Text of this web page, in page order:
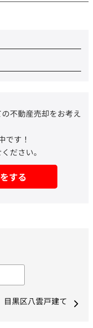
不動産売却をお考え
です！
ださい。
する
目黒区八雲戸建て